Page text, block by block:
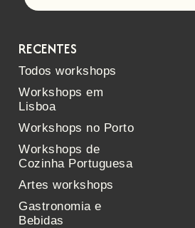
RECENTES
Todos workshops
Workshops em
Lisboa
Workshops no Porto
Workshops de
Cozinha Portuguesa
Artes workshops
Gastronomia e
Bebidas